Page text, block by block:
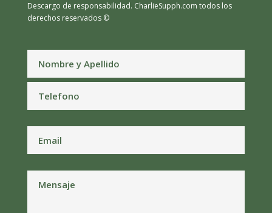
Descargo de responsabilidad. CharlieSupph.com todos los
derechos reservados ©